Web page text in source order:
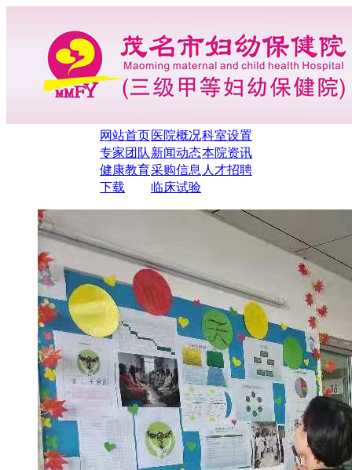
网站首页医院概况科室设置
专家团队 新闻动态本院资讯
健康教育采购信息 人才招聘
下载
临床试验